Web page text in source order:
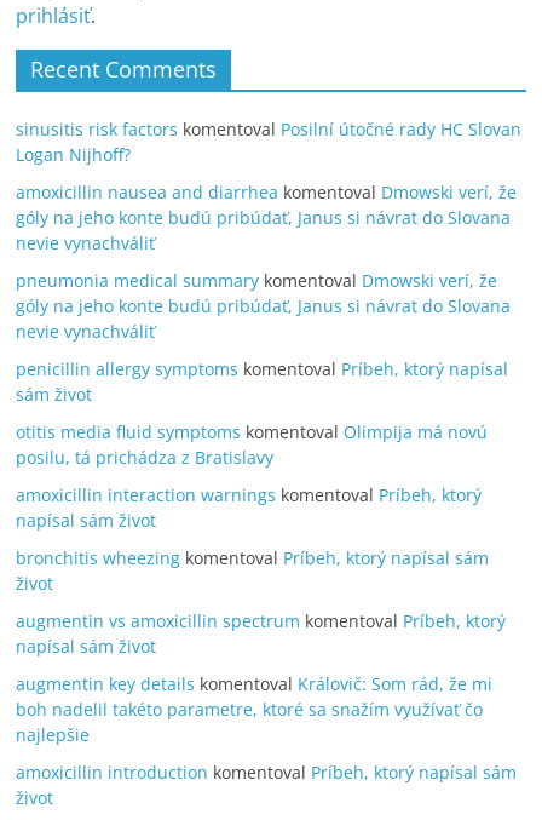
prihlásiť.
Recent Comments
sinusitis risk factors komentoval Posilní útočné rady HC Slovan
Logan Nijhoff?
amoxicillin nausea and diarrhea komentoval Dmowski verí, že
góly na jeho konte budú pribúdať, Janus si návrat do Slovana
nevie vynachváliť
pneumonia medical summary komentoval Dmowski verí, že
góly na jeho konte budú pribúdať, Janus si návrat do Slovana
nevie vynachváliť
penicillin allergy symptoms komentoval Príbeh, ktorý napísal
sám život
otitis media fluid symptoms komentoval Olimpija má novú
posilu, tá prichádza z Bratislavy
amoxicillin interaction warnings komentoval Príbeh, ktorý
napísal sám život
bronchitis wheezing komentoval Príbeh, ktorý napísal sám
život
augmentin vs amoxicillin spectrum komentoval Príbeh, ktorý
napísal sám život
augmentin key details komentoval Královič: Som rád, že mi
boh nadelil takéto parametre, ktoré sa snažím využívať čo
najlepšie
amoxicillin introduction komentoval Príbeh, ktorý napísal sám
život